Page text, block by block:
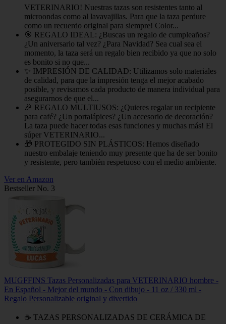
VETERINARIO! Nuestras tazas son resistentes tanto al
microondas como al lavavajillas. Para que la taza perdure
como un recuerdo original para siempre! Color...
🎯 REGALO IDEAL: ¿Buscas un regalo de cumpleaños?
¿Un aniversario tal vez? ¿Para Navidad? Sea cual sea el
momento, la taza será un regalo bien recibido ya que no solo
es bonito si no que...
✨ IMPRESIÓN DE CALIDAD: Utilizamos solo materiales
de calidad, para que la impresión tenga el mejor acabado
posible, y revisamos cada producto de manera individual para
asegurarnos de que el...
🎉 REGALO MULTIUSOS: ¿Quieres regalar un recipiente
para café? ¿Un portalápices? ¿Un accesorio de decoración?
La taza puede hacer todas esas funciones y muchas más! El
súper VETERINARIO...
🎁 PROTEGIDO SIN PLÁSTICOS: Hemos diseñado
nuestro embalaje teniendo muy presente que ha de ser bonito
y resistente, pero también respetuoso con el medio ambiente.
Ver en Amazon
Bestseller No. 3
MUGFFINS Tazas Personalizadas para VETERINARIO hombre -
En Español - Mejor del mundo - Con dibujo - 11 oz / 330 ml -
Regalo Personalizable original y divertido
☕ TAZAS PERSONALIZADAS DE CERÁMICA DE